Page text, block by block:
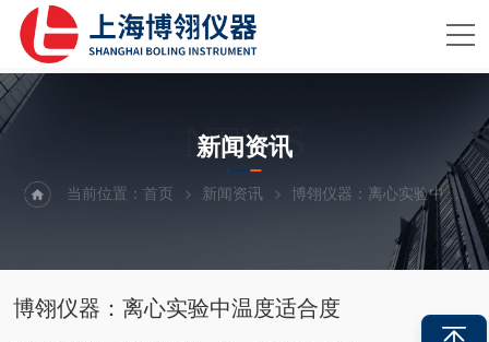
NEWS
新闻资讯
当前位置：首页 新闻资讯 博翎仪器：离心实验中温度适合度
博翎仪器：离心实验中温度适合度